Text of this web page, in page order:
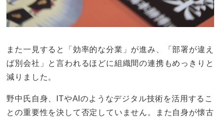
また一見すると「効率的な分業」が進み、「部署が違え
ば別会社」と言われるほどに組織間の連携もめっきりと
減りました。
野中氏自身、ITやAIのようなデジタル技術を活用するこ
との重要性を決して否定していません。また自身が懐古